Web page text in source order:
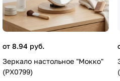
от 8.94 руб.
Зеркало настольное "Мокко"
(PX0799)